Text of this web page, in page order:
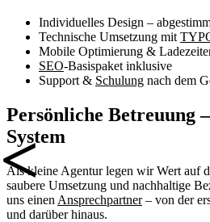
Individuelles Design –
Technische Umsetzung mit
Mobile Optimierung &
SEO-Basispaket inklusive
Support & Schulung nach dem
Persönliche Betreuung
System
Als kleine Agentur legen wir Wert auf
saubere Umsetzung und nachhaltige
uns einen Ansprechpartner– von der
und darüber hinaus.